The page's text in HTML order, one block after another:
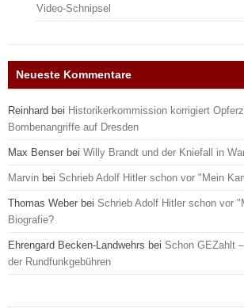
Video-Schnipsel
Neueste Kommentare
Reinhard bei Historikerkommission korrigiert
Bombenangriffe auf Dresden
Max Benser bei Willy Brandt und der Kniefall in
Marvin bei Schrieb Adolf Hitler schon vor "Mein
Thomas Weber bei Schrieb Adolf Hitler schon vor
Biografie?
Ehrengard Becken-Landwehrs bei Schon GEZahlt
der Rundfunkgebühren